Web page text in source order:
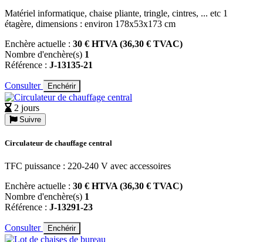
Matériel informatique, chaise pliante, tringle, cintres, ... etc 1
étagère, dimensions : environ 178x53x173 cm
Enchère actuelle : 30 € HTVA (36,30 € TVAC)
Nombre d'enchère(s) 1
Référence : J-13135-21
Consulter Enchérir
2 jours
Suivre
Circulateur de chauffage central
TFC puissance : 220-240 V avec accessoires
Enchère actuelle : 30 € HTVA (36,30 € TVAC)
Nombre d'enchère(s) 1
Référence : J-13291-23
Consulter Enchérir